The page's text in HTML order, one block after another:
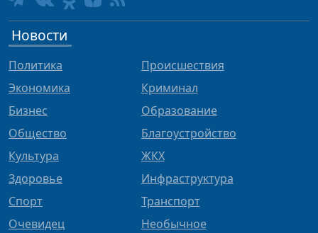
Новости
Политика
Экономика
Бизнес
Общество
Культура
Здоровье
Спорт
Очевидец
Происшествия
Криминал
Образование
Благоустройство
ЖКХ
Инфраструктура
Транспорт
Необычное